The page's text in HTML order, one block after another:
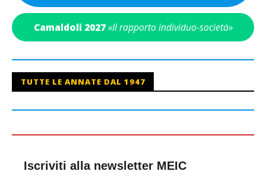
Camaldoli 2027 «Il rapporto individuo-società»
TUTTE LE ANNATE DAL 1947
Iscriviti alla newsletter MEIC